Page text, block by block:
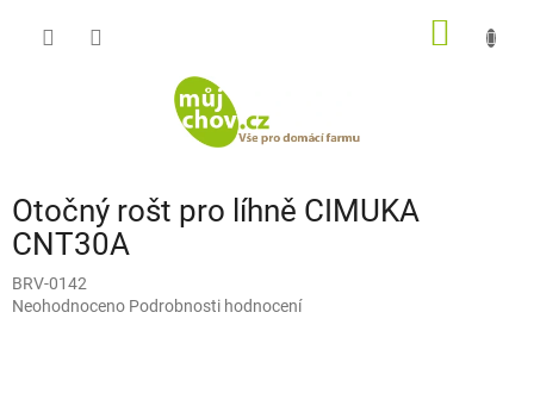
Otočný rošt pro líhně CIMUKA
CNT30A
BRV-0142
Průměrné
Neohodnoceno Podrobnosti hodnocení